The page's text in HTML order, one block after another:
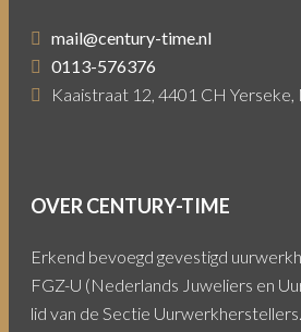
mail@century-time.nl
0113-576376
Kaaistraat 12, 4401 CH Yerseke,
OVER CENTURY-TIME
Erkend bevoegd gevestigd
FGZ-U (Nederlands Juweliers en
lid van de Sectie Uurwerkherstellers.